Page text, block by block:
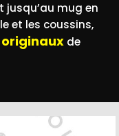
jusqu’au mug en
et les coussins,
de